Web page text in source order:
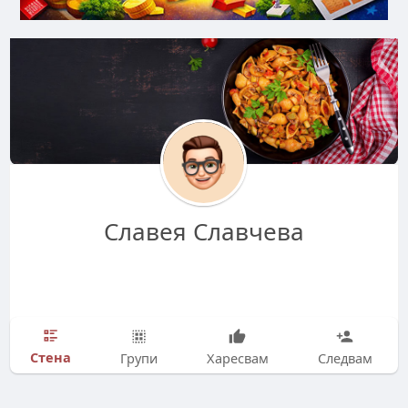
Славея Славчева
Стена Групи Харесвам Следвам